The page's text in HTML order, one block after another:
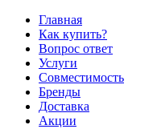
Главная
Как купить?
Вопрос ответ
Услуги
Совместимость
Бренды
Доставка
Акции